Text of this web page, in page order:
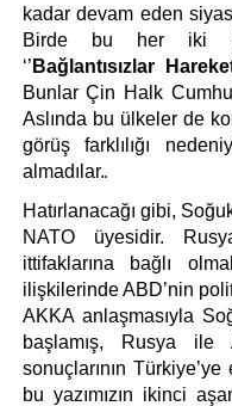
kadar devam eden
Birde bu her iki
‘’ Bağlantısızlar
Bunlar Çin Halk
Aslında bu ülkeler de
görüş farklılığı
almadılar.
Hatırlanacağı gibi,
NATO üyesidir.
ittifaklarına bağlı
ilişkilerinde ABD’nin
AKKA anlaşmasıyla
başlamış, Rusya ile
sonuçlarının
bu yazımızın ikinci